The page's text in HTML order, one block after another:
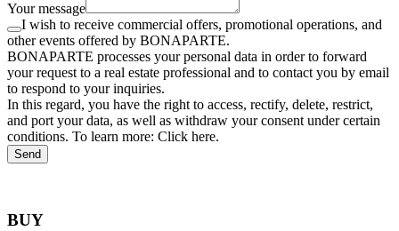
Your message
I wish to receive commercial offers, promotional operations, and
other events offered by BONAPARTE.
BONAPARTE processes your personal data in order to forward
your request to a real estate professional and to contact you by email
to respond to your inquiries.
In this regard, you have the right to access, rectify, delete, restrict,
and port your data, as well as withdraw your consent under certain
conditions. To learn more: Click here.
Send
BUY